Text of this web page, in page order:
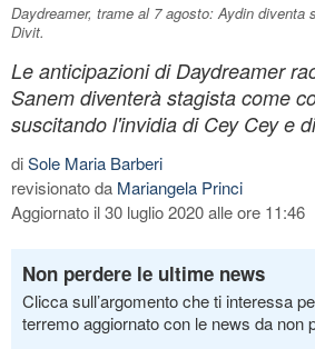
Daydreamer, trame al 7 agosto: Aydin diventa
Divit.
Le anticipazioni di Daydreamer
Sanem diventerà stagista come
suscitando l'invidia di Cey Cey e
diSole Maria Barberi
revisionato da Mariangela Princi
Aggiornato il 30 luglio 2020 alle ore 11:46
Non perdere le ultime news
Clicca sull’argomento che ti interessa
terremo aggiornato con le news da non